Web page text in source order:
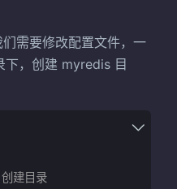
需要修改配置文件，一
，创建 myredis 目
建目录